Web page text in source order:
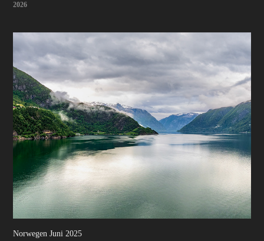
2026
Norwegen Juni 2025